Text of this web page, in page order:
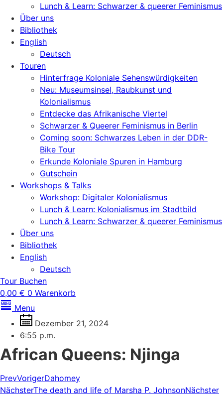
Lunch & Learn: Schwarzer & queerer Feminismus
Über uns
Bibliothek
English
Deutsch
Touren
Hinterfrage Koloniale Sehenswürdigkeiten
Neu: Museumsinsel, Raubkunst und
Kolonialismus
Entdecke das Afrikanische Viertel
Schwarzer & Queerer Feminismus in Berlin
Coming soon: Schwarzes Leben in der DDR-
Bike Tour
Erkunde Koloniale Spuren in Hamburg
Gutschein
Workshops & Talks
Workshop: Digitaler Kolonialismus
Lunch & Learn: Kolonialismus im Stadtbild
Lunch & Learn: Schwarzer & queerer Feminismus
Über uns
Bibliothek
English
Deutsch
Tour Buchen
0,00 € 0 Warenkorb
Menu
Dezember 21, 2024
6:55 p.m.
African Queens: Njinga
PrevVorigerDahomey
NächsterThe death and life of Marsha P. JohnsonNächster